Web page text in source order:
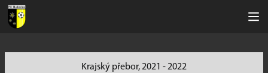
Krajský přebor, 2021 - 2022